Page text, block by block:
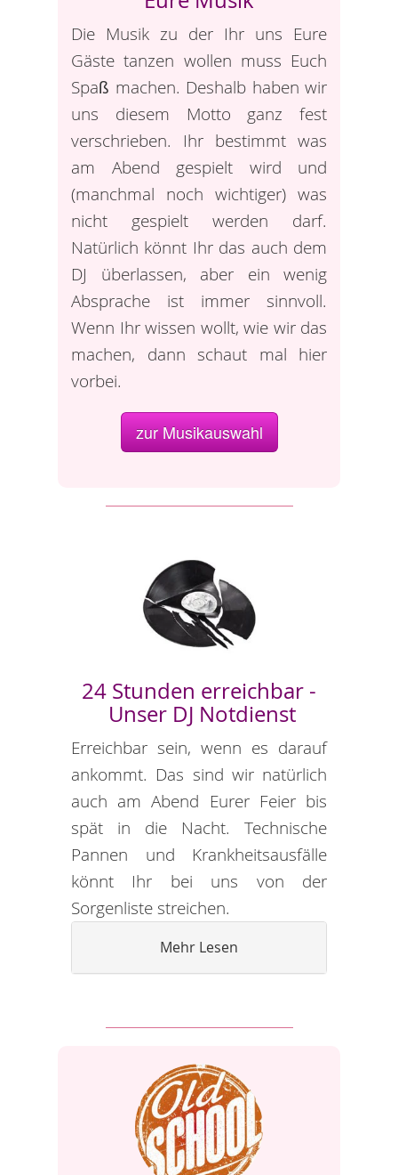
Die Musik zu der Ihr uns Eure
Gäste tanzen wollen muss Euch
Spaß machen. Deshalb haben wir
uns diesem Motto ganz fest
verschrieben. Ihr bestimmt was
am Abend gespielt wird und
(manchmal noch wichtiger) was
nicht gespielt werden darf.
Natürlich könnt Ihr das auch dem
DJ überlassen, aber ein wenig
Absprache ist immer sinnvoll.
Wenn Ihr wissen wollt, wie wir das
machen, dann schaut mal hier
vorbei.
zur Musikauswahl
24 Stunden erreichbar -
Unser DJ Notdienst
Erreichbar sein, wenn es darauf
ankommt. Das sind wir natürlich
auch am Abend Eurer Feier bis
spät in die Nacht. Technische
Pannen und Krankheitsausfälle
könnt Ihr bei uns von der
Sorgenliste streichen.
Mehr Lesen